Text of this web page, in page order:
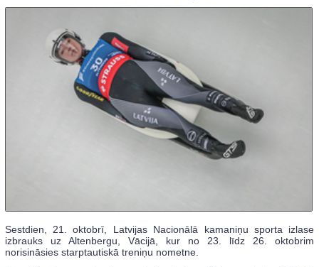
Sestdien, 21. oktobrī, Latvijas Nacionālā kamaniņu sporta izlase
izbrauks uz Altenbergu, Vācijā, kur no 23. līdz 26. oktobrim
norisināsies starptautiskā treniņu nometne.